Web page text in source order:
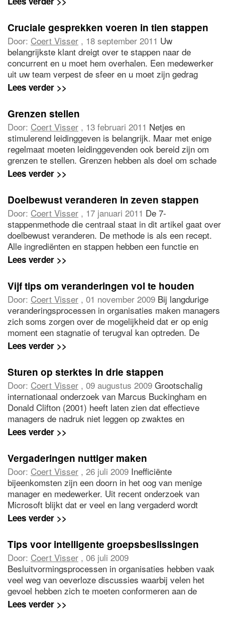
geven om hiermee aan de slag te gaan geeft u hen de
gelegenheid en ruimte om oplossingen te vinden.
Cruciale gesprekken voeren in tien stappen
Door: Coert Visser , 18 september 2011 Uw
belangrijkste klant dreigt over te stappen naar de
concurrent en u moet hem overhalen. Een medewerker
uit uw team verpest de sfeer en u moet zijn gedrag
corrigeren. U vindt dat uw baas zich teveel met uw
Iedere manager heeft van tijd tot tijd te maken met
gesprekken waar veel van afhangt. Coert Visser
beschrijft hoe u deze gesprekken tot een succes kunt
maken.
Lees verder >>
Grenzen stellen
Door: Coert Visser , 13 februari 2011 Netjes en
stimulerend leidinggeven is belangrijk. Maar met enige
regelmaat moeten leidinggevenden ook bereid zijn om
grenzen te stellen. Grenzen hebben als doel om schade
te voorkomen; voor het individu zelf, voor anderen of
als een open deur maar veel leidinggevenden hebben
veel moeite met het stellen van grenzen.
Lees verder >>
Doelbewust veranderen in zeven stappen
Door: Coert Visser , 17 januari 2011 De 7-
stappenmethode die centraal staat in dit artikel gaat over
doelbewust veranderen. De methode is als een recept.
Alle ingrediënten en stappen hebben een functie en
kunnen bijdragen aan de smaak. Maar het recept staat u
ingrediënten worden toegediend zelf te bepalen.
Lees verder >>
Vijf tips om veranderingen vol te houden
Door: Coert Visser , 01 november 2009 Bij langdurige
veranderingsprocessen in organisaties maken managers
zich soms zorgen over de mogelijkheid dat er op enig
moment een stagnatie of terugval kan optreden. De
energie verdwijnt, de vooruitgang in de richting van het
van de dag, oude problemen steken de koop weer op en
er ontstaat cynisme. Coert Visser beschrijft hoe u dit
kunt vermijden.
Lees verder >>
Sturen op sterktes in drie stappen
Door: Coert Visser , 09 augustus 2009 Grootschalig
internationaal onderzoek van Marcus Buckingham en
Donald Clifton (2001) heeft laten zien dat effectieve
managers de nadruk niet leggen op zwaktes en
beperkingen maar op sterktes. Veel managers moeten
sterktes ben je gauw uitgepraat. Coert Visser
introduceert een methode waarmee u direct aan de slag
kunt.
Lees verder >>
Vergaderingen nuttiger maken
Door: Coert Visser , 26 juli 2009 Inefficiënte
bijeenkomsten zijn een doorn in het oog van menige
manager en medewerker. Uit recent onderzoek van
Microsoft blijkt dat er veel en lang vergaderd wordt
zonder resultaat. Het is dus geen wonder dat
nutteloos worden gezien. Door de succesgerichte
benadering te hanteren in vergaderingen kunnen deze
veel effectiever en minder ergerniswekkend worden.
Lees verder >>
Tips voor intelligente groepsbeslissingen
Door: Coert Visser , 06 juli 2009
Besluitvormingsprocessen in organisaties hebben vaak
veel weg van oeverloze discussies waarbij velen het
gevoel hebben zich te moeten conformeren aan de
standpunten van anderen en waarbij de kwaliteit van de
Lees verder >>